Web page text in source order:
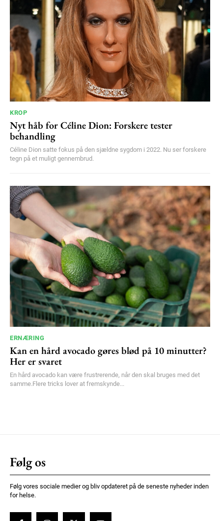
KROP
Nyt håb for Céline Dion: Forskere tester
behandling
Céline Dion satte fokus på den sjældne sygdom i 2022. Nu ser forskere
tegn på et muligt gennembrud.
ERNÆRING
Kan en hård avocado gøres blød på 10 minutter?
Her er svaret
En hård avocado kan være frustrerende, når den skal bruges med det
samme.Flere tricks lover at fremskynde...
Følg os
Følg vores sociale medier og bliv opdateret på de seneste nyheder inden
for helse.